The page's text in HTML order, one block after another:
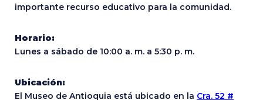
importante recurso educativo para la comunidad.
Horario:
Lunes a sábado de 10:00 a. m. a 5:30 p. m.
Ubicación:
El Museo de Antioquia está ubicado en la Cra. 52 #